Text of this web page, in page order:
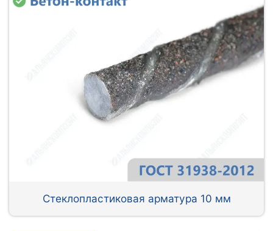
Стеклопластиковая арматура 10 мм